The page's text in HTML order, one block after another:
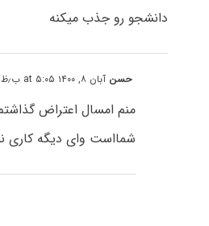
دانشجو رو جذب میکنه
حسن آبان ۸, ۱۴۰۰ at ۵:۰۵ ب٫ظ
منم امسال اعتراض
شمااست واى دیگه کارى